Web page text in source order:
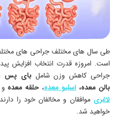
طی سال های مختلف جراحی های
است. امروزه قدرت انتخاب افزایش
جراحی کاهش وزن شاملبای پس
بالن معده،اسلیو معده، حلقه معده
لاغری موافقان و مخالفان خود را
خواهید شد.